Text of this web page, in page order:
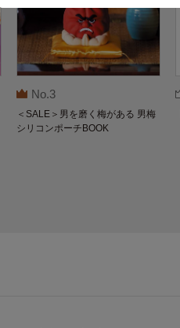
No.3
＜SALE＞男を磨く梅がある 男梅
シリコンポーチBOOK